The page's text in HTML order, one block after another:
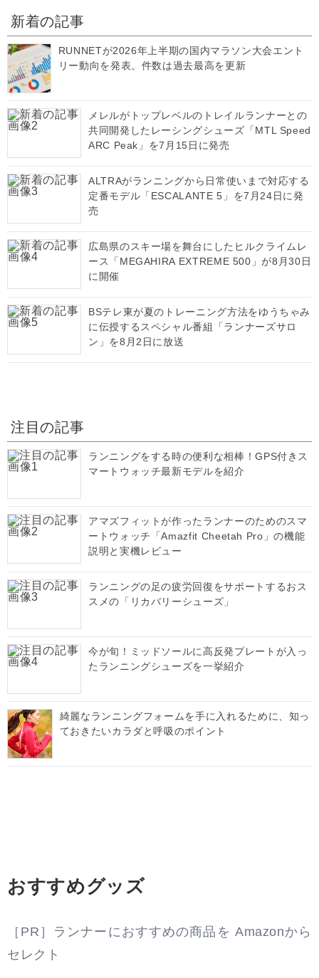
新着の記事
RUNNETが2026年上半期の国内マラソン大会エント
リー動向を発表。件数は過去最高を更新
メレルがトップレベルのトレイルランナーとの
共同開発したレーシングシューズ「MTL Speed
ARC Peak」を7月15日に発売
ALTRAがランニングから日常使いまで対応する
定番モデル「ESCALANTE 5」を7月24日に発
売
広島県のスキー場を舞台にしたヒルクライムレ
ース「MEGAHIRA EXTREME 500」が8月30日
に開催
BSテレ東が夏のトレーニング方法をゆうちゃみ
に伝授するスペシャル番組「ランナーズサロ
ン」を8月2日に放送
注目の記事
ランニングをする時の便利な相棒！GPS付きス
マートウォッチ最新モデルを紹介
アマズフィットが作ったランナーのためのスマ
ートウォッチ「Amazfit Cheetah Pro」の機能
説明と実機レビュー
ランニングの足の疲労回復をサポートするおス
スメの「リカバリーシューズ」
今が旬！ミッドソールに高反発プレートが入っ
たランニングシューズを一挙紹介
綺麗なランニングフォームを手に入れるために、知っ
ておきたいカラダと呼吸のポイント
おすすめグッズ
［PR］ランナーにおすすめの商品を Amazonから
セレクト